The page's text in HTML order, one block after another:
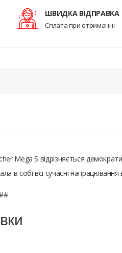
ШВИДКА ВІДПРАВКА
Сплата при отриманні
Mega S відрізняється
в собі всі сучасні